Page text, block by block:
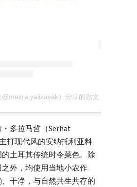
@mezra.yalikavak）分享的贴文
多拉马哲（Serhat
打现代风的安纳托利亚料
土耳其传统时令菜色。除
外，均使用当地小农作
干净，与自然共生共存的